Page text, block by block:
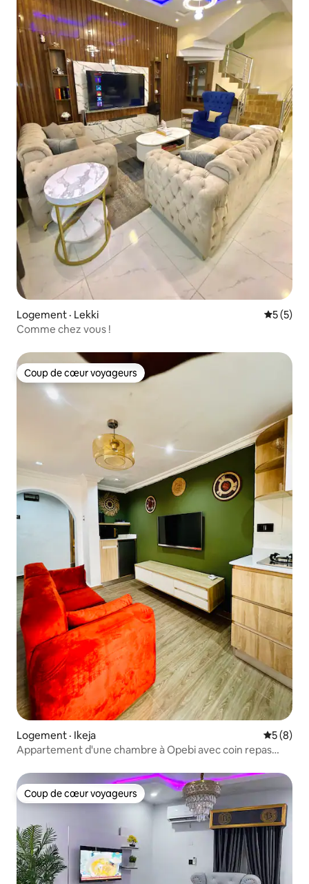
Logement · Lekki Note
5 (5)
Comme chez vous !
Coup de cœur voyageurs
Coup de cœur voyageurs
Logement · Ikeja Note
5 (8)
Appartement d'une chambre à Opebi avec coin repas
Coup de cœur voyageurs
Coup de cœur voyageurs